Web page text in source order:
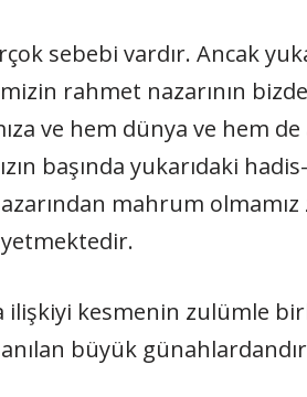
sebebi vardır. Ancak
rahmet nazarının
ve hem dünya ve hem
başında yukarıdaki
mahrum olmamız
kesmenin zulümle
büyük